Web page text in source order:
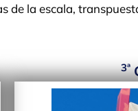
de la escala,
3ª